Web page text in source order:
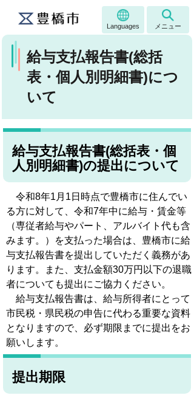
Languages メニュー
給与支払報告書(総括
表・個人別明細書)につ
いて
給与支払報告書(総括表・個
人別明細書)の提出について
令和8年1月1日時点で豊橋市に住んでい
る方に対して、令和7年中に給与・賃金等
（専従者給与やパート、アルバイト代も含
みます。）を支払った場合は、豊橋市に給
与支払報告書を提出していただく義務があ
ります。また、支払金額30万円以下の退職
者についても提出にご協力ください。
給与支払報告書は、給与所得者にとって
市民税・県民税の申告に代わる重要な資料
となりますので、必ず期限までに提出をお
願いします。
提出期限